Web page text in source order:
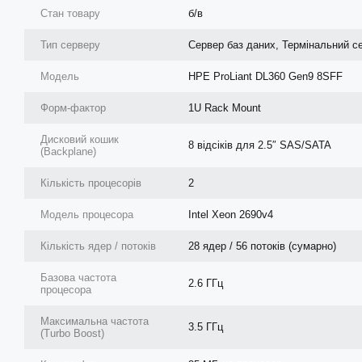
Стан товару б/в
Тип серверу Сервер баз даних, Термінальний
Модель HPE ProLiant DL360 Gen9 8SFF
Форм-фактор 1U Rack Mount
Дисковий кошик
(Backplane)
8 відсіків для 2.5″ SAS/SATA
Кількість процесорів 2
Модель процесора Intel Xeon 2690v4
Кількість ядер / потоків 28 ядер / 56 потоків (сумарно)
Базова частота
процесора
2.6 ГГц
Максимальна частота
(Turbo Boost)
3.5 ГГц